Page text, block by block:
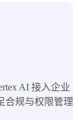
AI 接入企业
合规与权限管理